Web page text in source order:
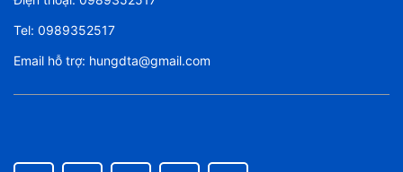
Tel: 0989352517
Email hỗ trợ: hungdta@gmail.com